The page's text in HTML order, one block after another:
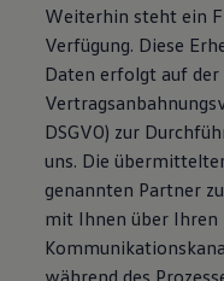
Weiterhin steht ein
Verfügung. Diese
Daten erfolgt auf der
DSGVO) zur
uns. Die
genannten Partner
mit Ihnen über
während des